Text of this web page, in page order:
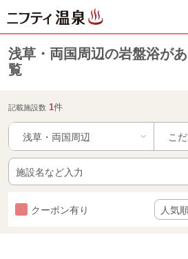
浅草・両国周辺の岩盤浴が
覧
記載施設数 1件
浅草・両国周辺
クーポン有り